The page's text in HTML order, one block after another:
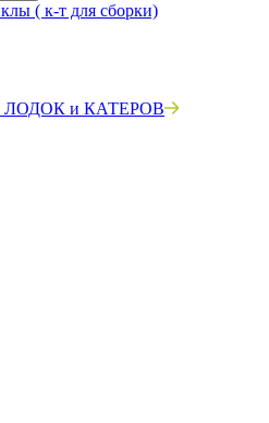
( к-т для сборки)
и КАТЕРОВ